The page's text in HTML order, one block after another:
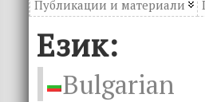
Публикации и материали
Език:
Bulgarian